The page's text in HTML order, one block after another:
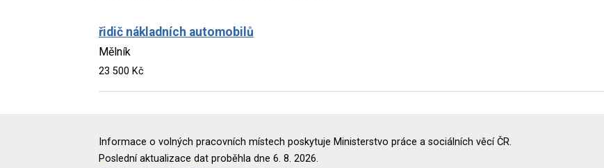
řidič nákladních automobilů
Mělník
23 500 Kč
Informace o volných pracovních místech poskytuje Ministerstvo práce a sociálních věcí ČR.
Poslední aktualizace dat proběhla dne 6. 8. 2026.